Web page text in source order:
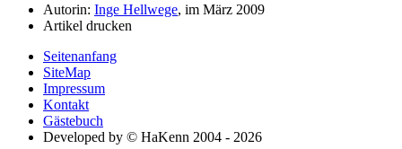
Autorin: Inge Hellwege, im März 2009
Artikel drucken
Seitenanfang
SiteMap
Impressum
Kontakt
Gästebuch
Developed by © HaKenn 2004 - 2026